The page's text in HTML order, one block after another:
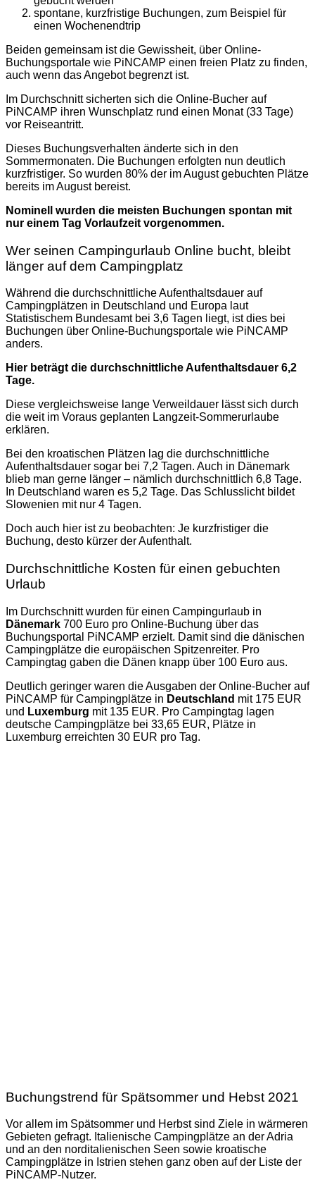
spontane, kurzfristige Buchungen, zum Beispiel für
einen Wochenendtrip
Beiden gemeinsam ist die Gewissheit, über Online-
Buchungsportale wie PiNCAMP einen freien Platz zu finden,
auch wenn das Angebot begrenzt ist.
Im Durchschnitt sicherten sich die Online-Bucher auf
PiNCAMP ihren Wunschplatz rund einen Monat (33 Tage)
vor Reiseantritt.
Dieses Buchungsverhalten änderte sich in den
Sommermonaten. Die Buchungen erfolgten nun deutlich
kurzfristiger. So wurden 80% der im August gebuchten Plätze
bereits im August bereist.
Nominell wurden die meisten Buchungen spontan mit
nur einem Tag Vorlaufzeit vorgenommen.
Wer seinen Campingurlaub Online bucht, bleibt
länger auf dem Campingplatz
Während die durchschnittliche Aufenthaltsdauer auf
Campingplätzen in Deutschland und Europa laut
Statistischem Bundesamt bei 3,6 Tagen liegt, ist dies bei
Buchungen über Online-Buchungsportale wie PiNCAMP
anders.
Hier beträgt die durchschnittliche Aufenthaltsdauer 6,2
Tage.
Diese vergleichsweise lange Verweildauer lässt sich durch
die weit im Voraus geplanten Langzeit-Sommerurlaube
erklären.
Bei den kroatischen Plätzen lag die durchschnittliche
Aufenthaltsdauer sogar bei 7,2 Tagen. Auch in Dänemark
blieb man gerne länger – nämlich durchschnittlich 6,8 Tage.
In Deutschland waren es 5,2 Tage. Das Schlusslicht bildet
Slowenien mit nur 4 Tagen.
Doch auch hier ist zu beobachten: Je kurzfristiger die
Buchung, desto kürzer der Aufenthalt.
Durchschnittliche Kosten für einen gebuchten
Urlaub
Im Durchschnitt wurden für einen Campingurlaub in
Dänemark 700 Euro pro Online-Buchung über das
Buchungsportal PiNCAMP erzielt. Damit sind die dänischen
Campingplätze die europäischen Spitzenreiter. Pro
Campingtag gaben die Dänen knapp über 100 Euro aus.
Deutlich geringer waren die Ausgaben der Online-Bucher auf
PiNCAMP für Campingplätze in Deutschland mit 175 EUR
und Luxemburg mit 135 EUR. Pro Campingtag lagen
deutsche Campingplätze bei 33,65 EUR, Plätze in
Luxemburg erreichten 30 EUR pro Tag.
Buchungstrend für Spätsommer und Hebst 2021
Vor allem im Spätsommer und Herbst sind Ziele in wärmeren
Gebieten gefragt. Italienische Campingplätze an der Adria
und an den norditalienischen Seen sowie kroatische
Campingplätze in Istrien stehen ganz oben auf der Liste der
PiNCAMP-Nutzer.